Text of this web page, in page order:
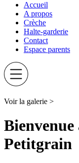
Accueil
A propos
Crèche
Halte-garderie
Contact
Espace parents
Voir la galerie >
Petitgrain